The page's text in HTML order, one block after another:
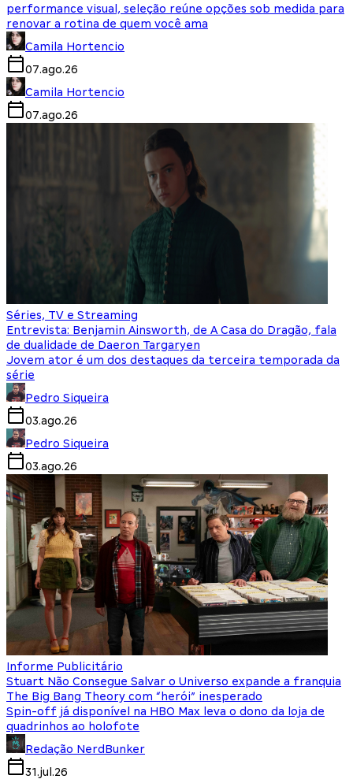
performance visual, seleção reúne opções sob medida para
renovar a rotina de quem você ama
Camila Hortencio
07.ago.26
Camila Hortencio
07.ago.26
Séries, TV e Streaming
Entrevista: Benjamin Ainsworth, de A Casa do Dragão, fala
de dualidade de Daeron Targaryen
Jovem ator é um dos destaques da terceira temporada da
série
Pedro Siqueira
03.ago.26
Pedro Siqueira
03.ago.26
Informe Publicitário
Stuart Não Consegue Salvar o Universo expande a franquia
The Big Bang Theory com “herói” inesperado
Spin-off já disponível na HBO Max leva o dono da loja de
quadrinhos ao holofote
Redação NerdBunker
31.jul.26